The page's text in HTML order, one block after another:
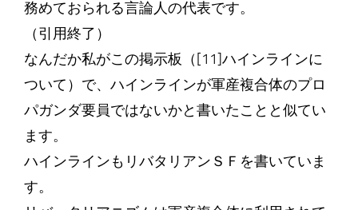
務めておられる言論人の代表です。
（引用終了）
なんだか私がこの掲示板（[11]ハインラインに
ついて）で、ハインラインが軍産複合体のプロ
パガンダ要員ではないかと書いたことと似てい
ます。
ハインラインもリバタリアンＳＦを書いていま
す。